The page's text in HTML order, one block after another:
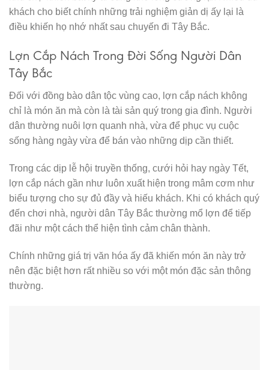
khách cho biết chính những trải nghiệm giản dị ấy lại là
điều khiến họ nhớ nhất sau chuyến đi Tây Bắc.
Lợn Cắp Nách Trong Đời Sống Người Dân
Tây Bắc
Đối với đồng bào dân tộc vùng cao, lợn cắp nách không
chỉ là món ăn mà còn là tài sản quý trong gia đình. Người
dân thường nuôi lợn quanh nhà, vừa để phục vụ cuộc
sống hàng ngày vừa để bán vào những dịp cần thiết.
Trong các dịp lễ hội truyền thống, cưới hỏi hay ngày Tết,
lợn cắp nách gần như luôn xuất hiện trong mâm cơm như
biểu tượng cho sự đủ đầy và hiếu khách. Khi có khách quý
đến chơi nhà, người dân Tây Bắc thường mổ lợn để tiếp
đãi như một cách thể hiện tình cảm chân thành.
Chính những giá trị văn hóa ấy đã khiến món ăn này trở
nên đặc biệt hơn rất nhiều so với một món đặc sản thông
thường.